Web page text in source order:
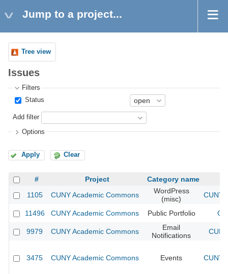
Jump to a project...
Tree view
Issues
Filters
Status
Add filter
Options
Apply Clear
# Project
Category name
1105
CUNY Academic Commons
WordPress
(misc)
CUNY
11496 CUNY Academic Commons Public Portfolio
9979 CUNY Academic Commons
Email
Notifications
3475 CUNY Academic Commons Events CUNY